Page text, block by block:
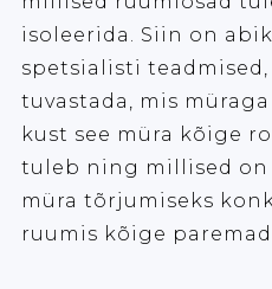
isoleerida. Siin on
spetsialisti teadmised,
tuvastada, mis
kust see müra kõige
tuleb ning millised on
müra tõrjumiseks
ruumis kõige